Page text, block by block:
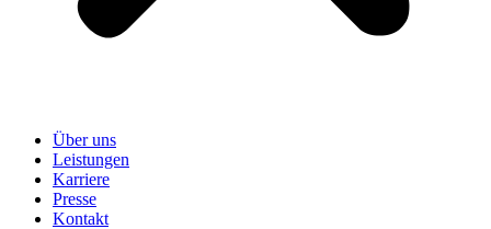
Über uns
Leistungen
Karriere
Presse
Kontakt